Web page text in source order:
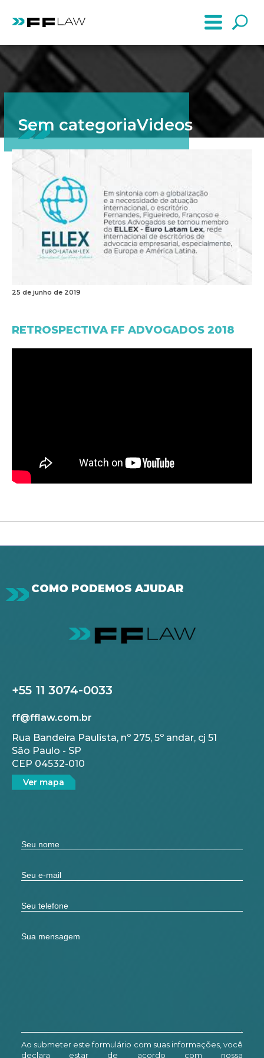
Sem categoriaVideos
25 de junho de 2019
RETROSPECTIVA FF ADVOGADOS 2018
COMO PODEMOS AJUDAR
+55 11 3074-0033
ff@fflaw.com.br
Rua Bandeira Paulista, nº 275, 5º andar, cj 51
São Paulo - SP
CEP 04532-010
Ver mapa
Ao submeter este formulário com suas informações, você
declara estar de acordo com nossa